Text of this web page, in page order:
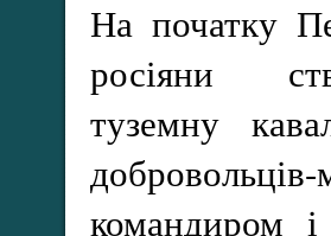
На початку
росіяни
туземну
командиром